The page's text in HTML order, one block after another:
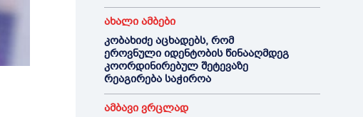
ახალი ამბები
კობახიძე აცხადებს, რომ
ეროვნული იდენტობის წინააღმდეგ
კოორდინირებულ შეტევაზე
რეაგირება საჭიროა
ამბავი ვრცლად